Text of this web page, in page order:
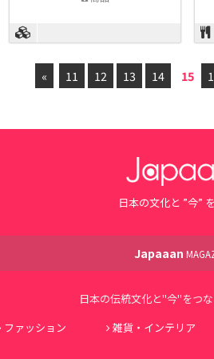
« 11 12 13 14 15
日本の文化と ”今”
Japaaan
日本の伝統文化と"今"をつ
ファッション 雑貨・インテリア